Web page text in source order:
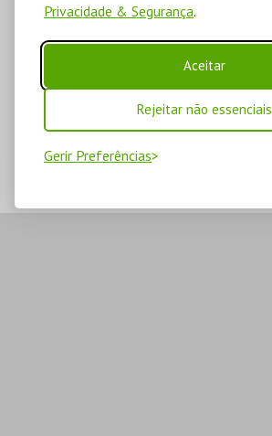
Privacidade & Segurança.
Aceitar
Rejeitar não essenciais
Gerir Preferências